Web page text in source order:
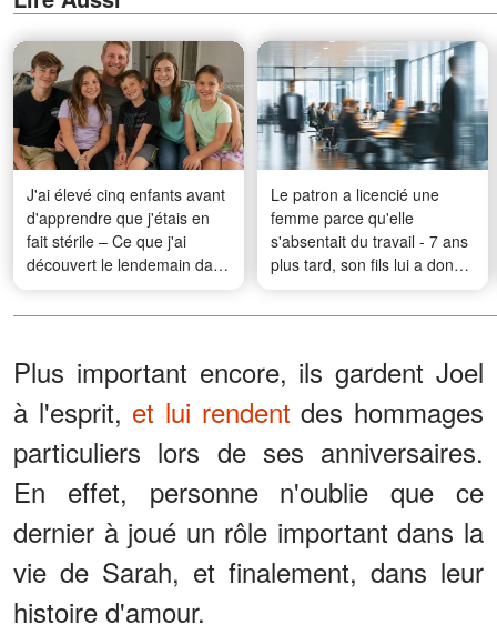
J'ai élevé cinq enfants avant
d'apprendre que j'étais en
fait stérile – Ce que j'ai
découvert le lendemain dans
ma propre cuisine a tout
changé
Le patron a licencié une
femme parce qu'elle
s'absentait du travail - 7 ans
plus tard, son fils lui a donné
une leçon
Plus important encore, ils gardent Joel
à l'esprit, et lui rendentdes hommages
particuliers lors de ses anniversaires.
En effet, personne n'oublie que ce
dernier à joué un rôle important dans la
vie de Sarah, et finalement, dans leur
histoire d'amour.